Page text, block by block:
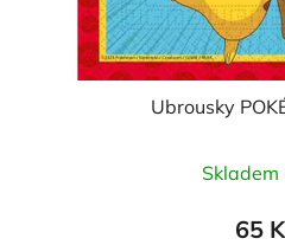
Ubrousky
Skladem
65